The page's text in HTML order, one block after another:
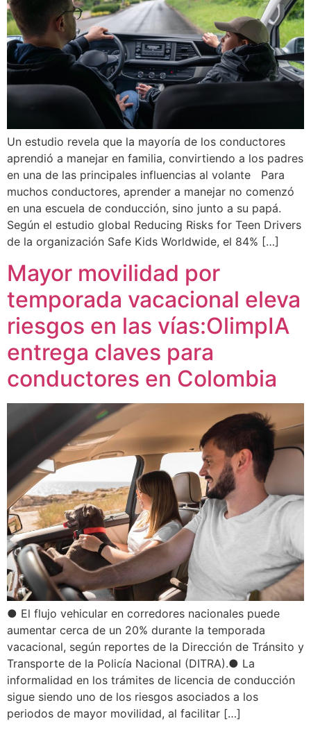
Un estudio revela que la mayoría de los conductores
aprendió a manejar en familia, convirtiendo a los padres
en una de las principales influencias al volante Para
muchos conductores, aprender a manejar no comenzó
en una escuela de conducción, sino junto a su papá.
Según el estudio global Reducing Risks for Teen Drivers
de la organización Safe Kids Worldwide, el 84% […]
Mayor movilidad por
temporada vacacional eleva
riesgos en las vías:OlimpIA
entrega claves para
conductores en Colombia
● El flujo vehicular en corredores nacionales puede
aumentar cerca de un 20% durante la temporada
vacacional, según reportes de la Dirección de Tránsito y
Transporte de la Policía Nacional (DITRA).● La
informalidad en los trámites de licencia de conducción
sigue siendo uno de los riesgos asociados a los
periodos de mayor movilidad, al facilitar […]